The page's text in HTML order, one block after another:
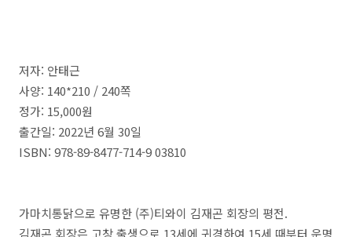
저자: 안태근
사양: 140*210 / 240쪽
정가: 15,000원
출간일: 2022년 6월 30일
ISBN: 978-89-8477-714-9 03810
가마치통닭으로 유명한 (주)티와이 김재곤 회장의 평전.
김재곤 회장은 고창 출생으로 13세에 귀경하여 15세 때부터 운명